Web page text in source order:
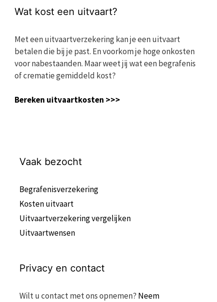
Wat kost een uitvaart?
Met een uitvaartverzekering kan je een uitvaart
betalen die bij je past. En voorkom je hoge onkosten
voor nabestaanden. Maar weet jij wat een begrafenis
of crematie gemiddeld kost?
Bereken uitvaartkosten >>>
Vaak bezocht
Begrafenisverzekering
Kosten uitvaart
Uitvaartverzekering vergelijken
Uitvaartwensen
Privacy en contact
Wilt u contact met ons opnemen? Neem